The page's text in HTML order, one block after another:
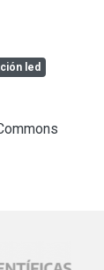
del
de reflexión
calzada,
e
The
to Buenos
resulted
Qoo for led
high
surface
standard
led